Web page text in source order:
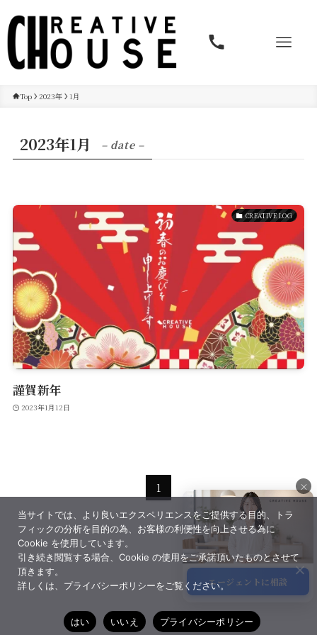
Reservation
公式アプリ
Contact
Top 2023年 1月
2023年1月 – date –
CREATIVE LOG
謹賀新年
2023年1月12日
1
エージェントに相談
×
当サイトでは、より良いエクスペリエンスをご提供する目的、トラ
フィックの分析を目的の為、お客様の利便性を向上させる為に
Cookie を使用しています。
引き続き閲覧する場合、Cookie の使用をご承諾頂いたものとさせて
頂きます。
詳しくは、プライバシーポリシーをご覧ください。
はい いいえ プライバシーポリシー